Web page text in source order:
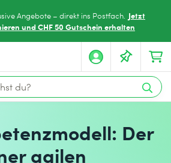
Angebote – direkt ins Postfach. Jetzt
und CHF 50 Gutschein erhalten
Der
agilen